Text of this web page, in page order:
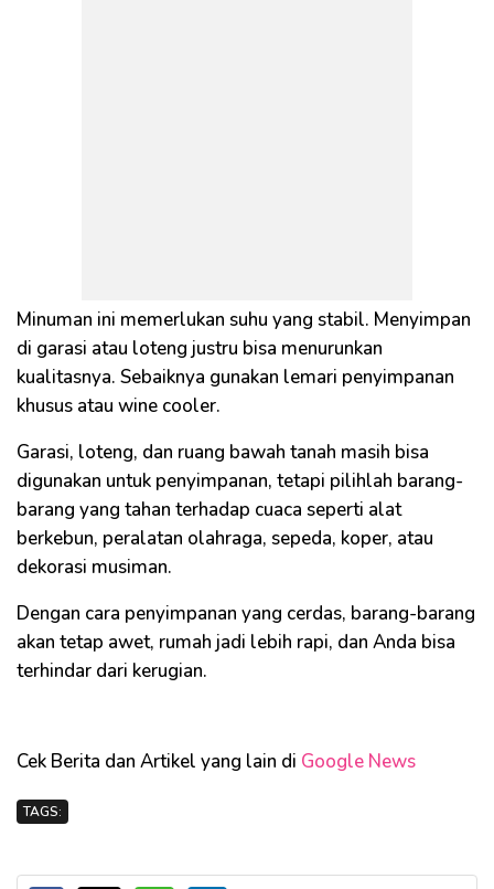
Minuman ini memerlukan suhu yang stabil. Menyimpan
di garasi atau loteng justru bisa menurunkan
kualitasnya. Sebaiknya gunakan lemari penyimpanan
khusus atau wine cooler.
Garasi, loteng, dan ruang bawah tanah masih bisa
digunakan untuk penyimpanan, tetapi pilihlah barang-
barang yang tahan terhadap cuaca seperti alat
berkebun, peralatan olahraga, sepeda, koper, atau
dekorasi musiman.
Dengan cara penyimpanan yang cerdas, barang-barang
akan tetap awet, rumah jadi lebih rapi, dan Anda bisa
terhindar dari kerugian.
Cek Berita dan Artikel yang lain di Google News
TAGS: